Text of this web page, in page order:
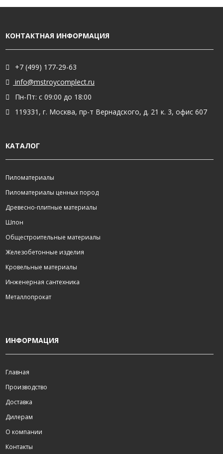
КОНТАКТНАЯ ИНФОРМАЦИЯ
+7 (499) 177-29-63
info@mstroycomplect.ru
Пн-Пт: с 09:00 до 18:00
119331, г. Москва, пр-т Вернадского, д. 21 к. 3, офис 607
КАТАЛОГ
Пиломатериалы
Пиломатериалы ценных пород
Древесно-плитные материалы
Шпон
Общестроительные материалы
Железобетонные изделия
Кровельные материалы
Инженерная сантехника
Металлопрокат
ИНФОРМАЦИЯ
Главная
Производство
Доставка
Дилерам
О компании
Контакты